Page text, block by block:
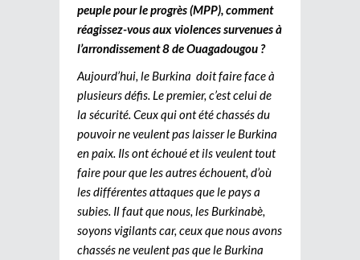
peuple pour le progrès (MPP), comment
réagissez-vous aux violences survenues à
l’arrondissement 8 de Ouagadougou ?
Aujourd’hui, le Burkina doit faire face à
plusieurs défis. Le premier, c’est celui de
la sécurité. Ceux qui ont été chassés du
pouvoir ne veulent pas laisser le Burkina
en paix. Ils ont échoué et ils veulent tout
faire pour que les autres échouent, d’où
les différentes attaques que le pays a
subies. Il faut que nous, les Burkinabè,
soyons vigilants car, ceux que nous avons
chassés ne veulent pas que le Burkina